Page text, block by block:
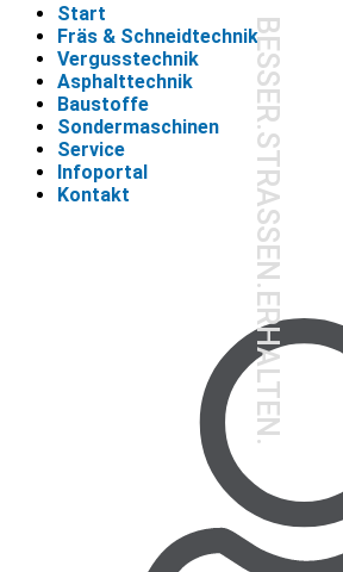
Start
Fräs & Schneidtechnik
Vergusstechnik
Asphalttechnik
Baustoffe
Sondermaschinen
Service
Infoportal
Kontakt
BESSER.STRASSEN.ERHALTEN.